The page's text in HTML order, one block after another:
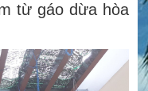
từ gáo dừa hòa